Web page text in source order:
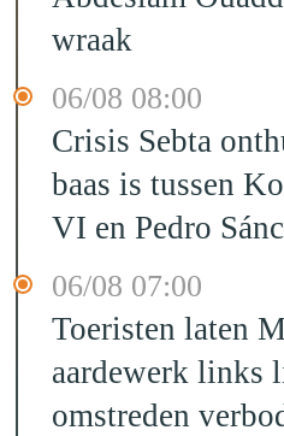
wraak
06/08 08:00
Crisis Sebta
baas is tussen
VI en Pedro
06/08 07:00
Toeristen laten
aardewerk links
omstreden